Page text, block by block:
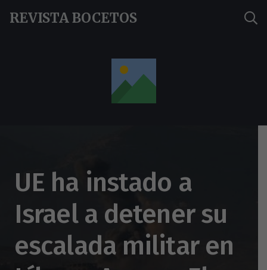
REVISTA BOCETOS
UE ha instado a
Israel a detener su
escalada militar en